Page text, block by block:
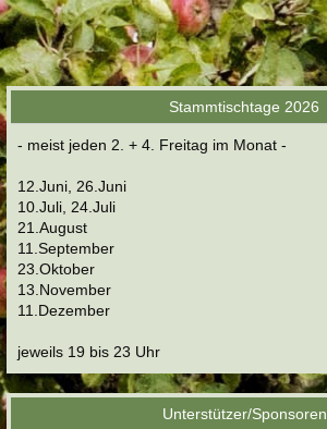
Stammtischtage 2026
- meist jeden 2. + 4. Freitag im Monat -
12.Juni, 26.Juni
10.Juli, 24.Juli
21.August
11.September
23.Oktober
13.November
11.Dezember
jeweils 19 bis 23 Uhr
Unterstützer/Sponsoren